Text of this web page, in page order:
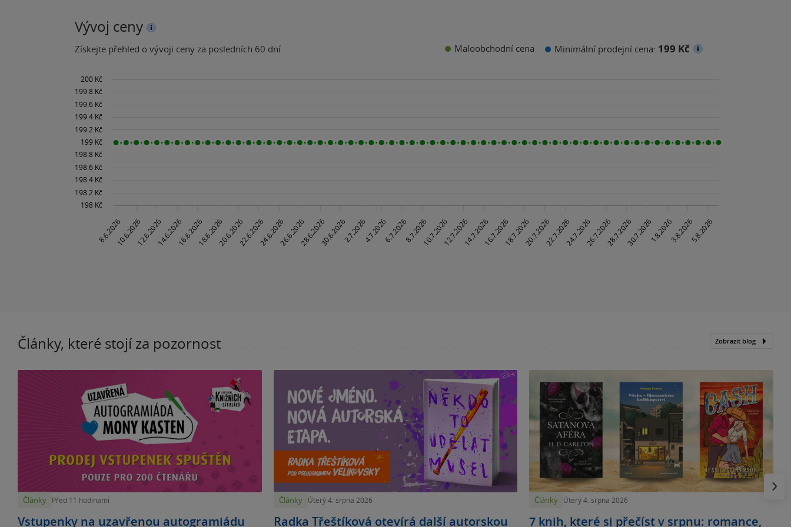
Vývoj ceny
Získejte přehled o vývoji ceny za posledních 60 dní. Maloobchodní cena Minimální prodejní cena: 199 Kč
Články, které stojí za pozornost Zobrazit blog
Články Před 11 hodinami
Vstupenky na uzavřenou autogramiádu
Články Úterý 4. srpna 2026
Radka Třeštíková otevírá další autorskou
Články Úterý 4. srpna 2026
7 knih, které si přečíst v srpnu: romance,